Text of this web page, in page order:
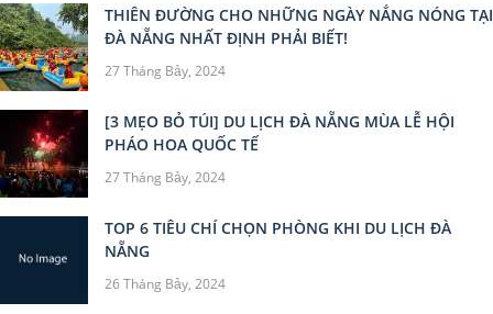
THIÊN ĐƯỜNG CHO NHỮNG NGÀY NẮNG NÓNG TẠI
ĐÀ NẴNG NHẤT ĐỊNH PHẢI BIẾT!
27 Tháng Bảy, 2024
[3 MẸO BỎ TÚI] DU LỊCH ĐÀ NẴNG MÙA LỄ HỘI
PHÁO HOA QUỐC TẾ
27 Tháng Bảy, 2024
TOP 6 TIÊU CHÍ CHỌN PHÒNG KHI DU LỊCH ĐÀ
NẴNG
26 Tháng Bảy, 2024